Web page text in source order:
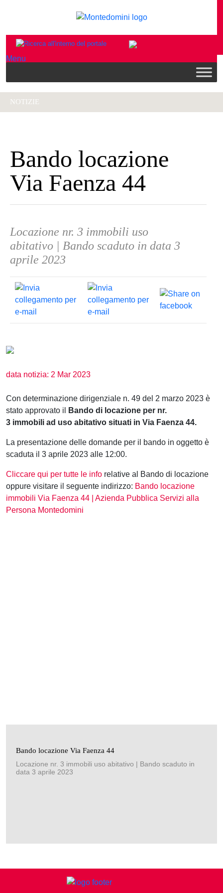
Menu
NOTIZIE
Bando locazione
Via Faenza 44
Locazione nr. 3 immobili uso
abitativo | Bando scaduto in data 3
aprile 2023
data notizia: 2 Mar 2023
Con determinazione dirigenziale n. 49 del 2 marzo 2023 è
stato approvato il
Bando di locazione per nr.
3 immobili ad uso abitativo situati in Via Faenza 44.
La presentazione delle domande per il bando in oggetto è
scaduta il 3 aprile 2023 alle 12:00.
Cliccare qui per tutte le info relative al Bando di locazione
oppure visitare il seguente indirizzo: Bando locazione
immobili Via Faenza 44 | Azienda Pubblica Servizi alla
Persona Montedomini
Bando locazione Via Faenza 44
Locazione nr. 3 immobili uso abitativo | Bando scaduto in
data 3 aprile 2023